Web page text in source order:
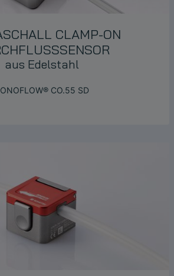
CLAMP-ON
aus Edelstahl
CO.55 SD